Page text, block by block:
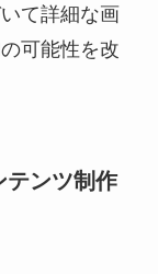
て詳細な画
可能性を改
テンツ制作